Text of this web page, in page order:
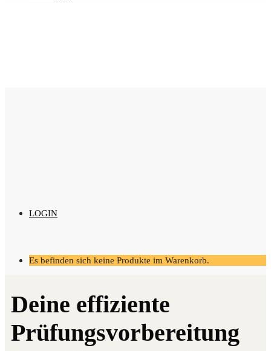
LOGIN
Es befinden sich keine Produkte im Warenkorb.